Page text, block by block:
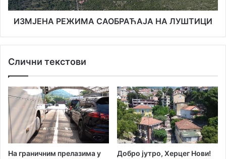
ИЗМЈЕНА РЕЖИМА САОБРАЋАЈА НА ЛУШТИЦИ
Слични текстови
На граничним прелазима у
Добро јутро, Херцег Нови!